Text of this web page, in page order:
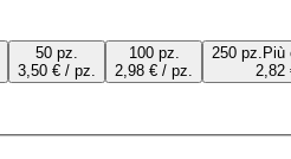
50 pz.
3,50 € / pz.
100 pz.
2,98 € / pz.
250 pz. Più
2,82